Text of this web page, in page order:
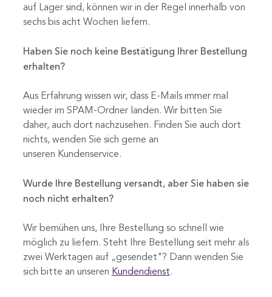
auf Lager sind, können wir in der Regel innerhalb von
sechs bis acht Wochen liefern.
Haben Sie noch keine Bestätigung Ihrer Bestellung
erhalten?
Aus Erfahrung wissen wir, dass E-Mails immer mal
wieder im SPAM-Ordner landen. Wir bitten Sie
daher, auch dort nachzusehen. Finden Sie auch dort
nichts, wenden Sie sich gerne an
unseren Kundenservice.
Wurde Ihre Bestellung versandt, aber Sie haben sie
noch nicht erhalten?
Wir bemühen uns, Ihre Bestellung so schnell wie
möglich zu liefern. Steht Ihre Bestellung seit mehr als
zwei Werktagen auf „gesendet"? Dann wenden Sie
sich bitte an unseren Kundendienst.